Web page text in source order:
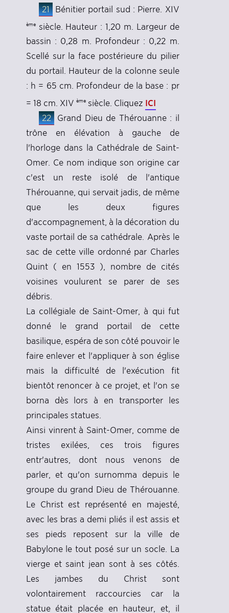
21 Bénitier portail sud : Pierre. XIV
èmesiècle. Hauteur : 1,20 m. Largeur de
bassin : 0,28 m. Profondeur : 0,22 m.
Scellé sur la face postérieure du pilier
du portail. Hauteur de la colonne seule
: h = 65 cm. Profondeur de la base : pr
= 18 cm. XIV èmesiècle. Cliquez ICI
22 Grand Dieu de Thérouanne : il
trône en élévation à gauche de
l'horloge dans la Cathédrale de Saint-
Omer. Ce nom indique son origine car
c'est un reste isolé de l'antique
Thérouanne, qui servait jadis, de même
que les deux figures
d'accompagnement, à la décoration du
vaste portail de sa cathédrale. Après le
sac de cette ville ordonné par Charles
Quint ( en 1553 ), nombre de cités
voisines voulurent se parer de ses
débris.
La collégiale de Saint-Omer, à qui fut
donné le grand portail de cette
basilique, espéra de son côté pouvoir le
faire enlever et l'appliquer à son église
mais la difficulté de l'exécution fit
bientôt renoncer à ce projet, et l'on se
borna dès lors à en transporter les
principales statues.
Ainsi vinrent à Saint-Omer, comme de
tristes exilées, ces trois figures
entr'autres, dont nous venons de
parler, et qu'on surnomma depuis le
groupe du grand Dieu de Thérouanne.
Le Christ est représenté en majesté,
avec les bras a demi pliés il est assis et
ses pieds reposent sur la ville de
Babylone le tout posé sur un socle. La
vierge et saint jean sont à ses côtés.
Les jambes du Christ sont
volontairement raccourcies car la
statue était placée en hauteur, et, il